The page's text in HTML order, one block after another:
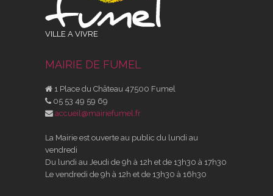
VILLE A VIVRE
MAIRIE DE FUMEL
1 Place du Château 47500 Fumel
05 53 49 59 69
accueil@mairiefumel.fr
La Mairie est ouverte au public du lundi au
vendredi
Du lundi au Jeudi de 9h à 12h et de 13h30 à 17h30
Le vendredi de 9h à 12h et de 13h30 à 16h30